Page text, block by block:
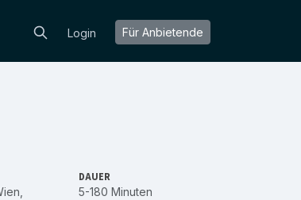
Login Für Anbietende
DAUER
5-180 Minuten